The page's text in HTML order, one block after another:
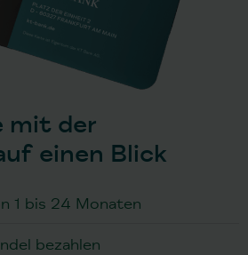
mit der
einen Blick
1 bis 24 Monaten
bezahlen